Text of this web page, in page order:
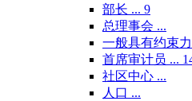
部长 ... 9
总理事会 ...
一般具有约束力
首席审计员 ...
社区中心 ...
人口 ...